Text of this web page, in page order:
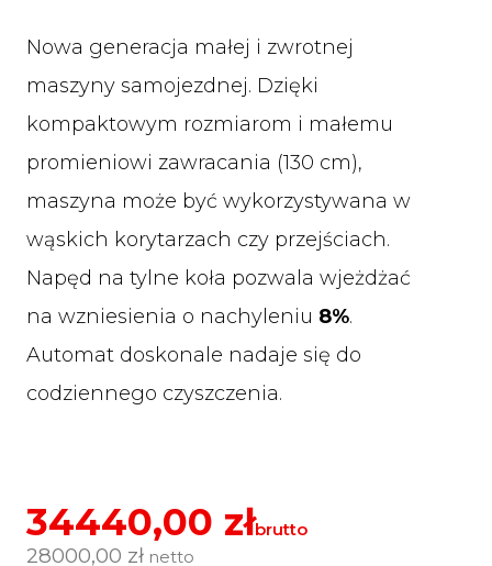
Nowa generacja małej i zwrotnej
maszyny samojezdnej. Dzięki
kompaktowym rozmiarom i małemu
promieniowi zawracania (130 cm),
maszyna może być wykorzystywana w
wąskich korytarzach czy przejściach.
Napęd na tylne koła pozwala wjeżdżać
na wzniesienia o nachyleniu 8%.
Automat doskonale nadaje się do
codziennego czyszczenia.
34440,00 złbrutto
28000,00 zł netto